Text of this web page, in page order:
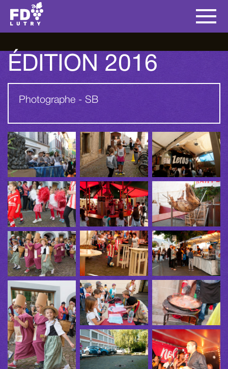
ÉDITION 2016
Photographe - SB